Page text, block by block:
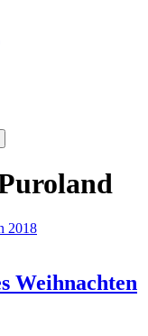
Weihnachten